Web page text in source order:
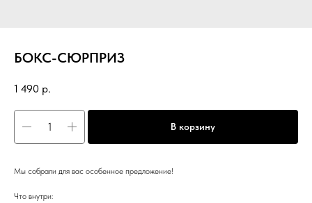
БОКС-СЮРПРИЗ
1 490 р.
В корзину
Мы собрали для вас особенное предложение!
Что внутри: